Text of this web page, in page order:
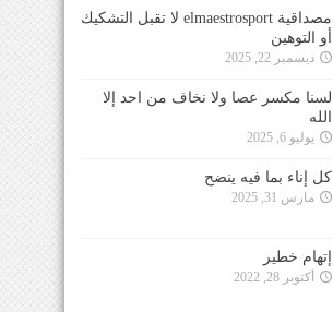
مصداقية elmaestrosport لا تقبل التشكيك
أو التوهين
ديسمبر 22, 2025
لسنا مكسر عصا ولا نخاف من احد إلا
الله
يوليو 6, 2025
كل إناء بما فيه ينضح
مارس 31, 2025
إتهام خطير
أكتوبر 28, 2022